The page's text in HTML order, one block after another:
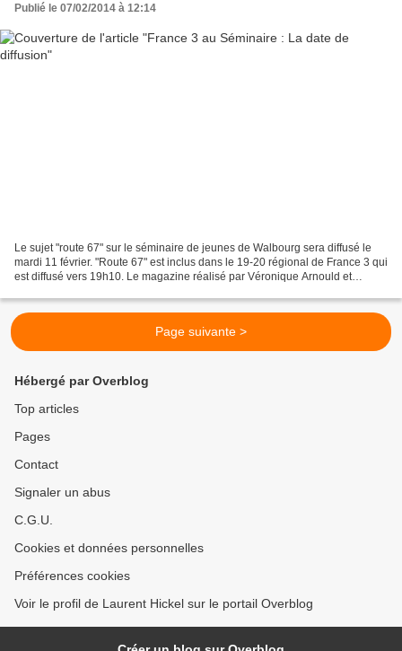
Publié le 07/02/2014 à 12:14
Le sujet "route 67" sur le séminaire de jeunes de Walbourg sera diffusé le
mardi 11 février. "Route 67" est inclus dans le 19-20 régional de France 3 qui
est diffusé vers 19h10. Le magazine réalisé par Véronique Arnould et
Page suivante >
Hébergé par Overblog
Top articles
Pages
Contact
Signaler un abus
C.G.U.
Cookies et données personnelles
Préférences cookies
Voir le profil de Laurent Hickel sur le portail Overblog